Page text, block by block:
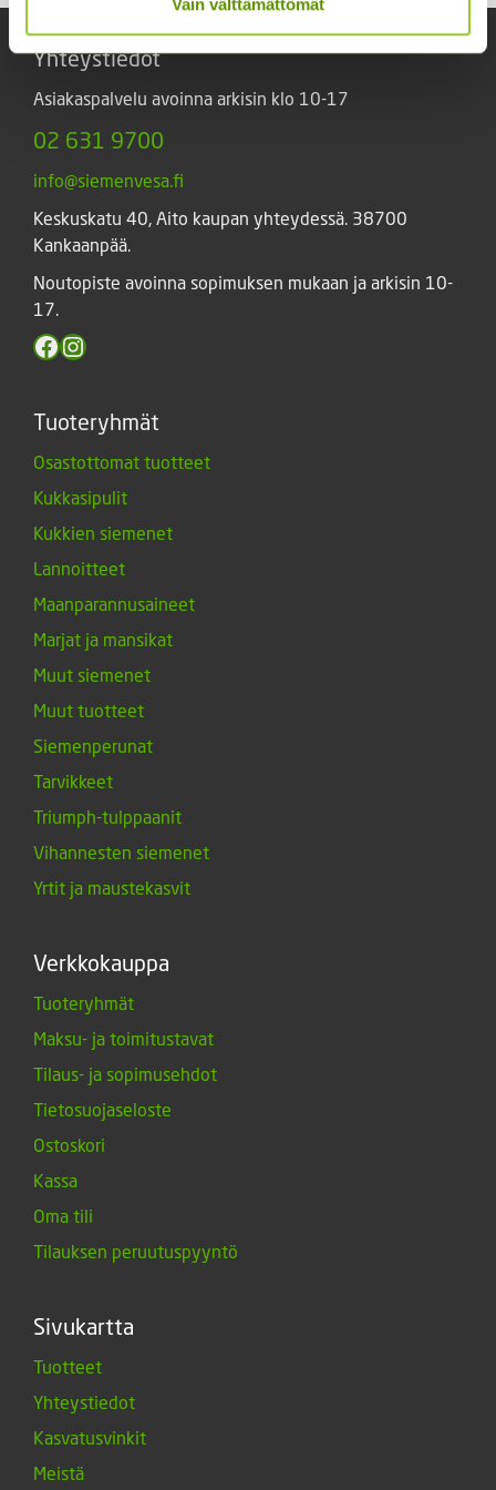
Vain välttämättömät
Yhteystiedot
Asiakaspalvelu avoinna arkisin klo 10-17
02 631 9700
info@siemenvesa.fi
Keskuskatu 40, Aito kaupan yhteydessä. 38700
Kankaanpää.
Noutopiste avoinna sopimuksen mukaan ja arkisin 10-
17.
Facebook
Instagram
Tuoteryhmät
Osastottomat tuotteet
Kukkasipulit
Kukkien siemenet
Lannoitteet
Maanparannusaineet
Marjat ja mansikat
Muut siemenet
Muut tuotteet
Siemenperunat
Tarvikkeet
Triumph-tulppaanit
Vihannesten siemenet
Yrtit ja maustekasvit
Verkkokauppa
Tuoteryhmät
Maksu- ja toimitustavat
Tilaus- ja sopimusehdot
Tietosuojaseloste
Ostoskori
Kassa
Oma tili
Tilauksen peruutuspyyntö
Sivukartta
Tuotteet
Yhteystiedot
Kasvatusvinkit
Meistä